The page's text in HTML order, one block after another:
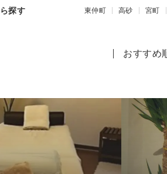
探す 東仲町 高砂 宮町
おすすめ